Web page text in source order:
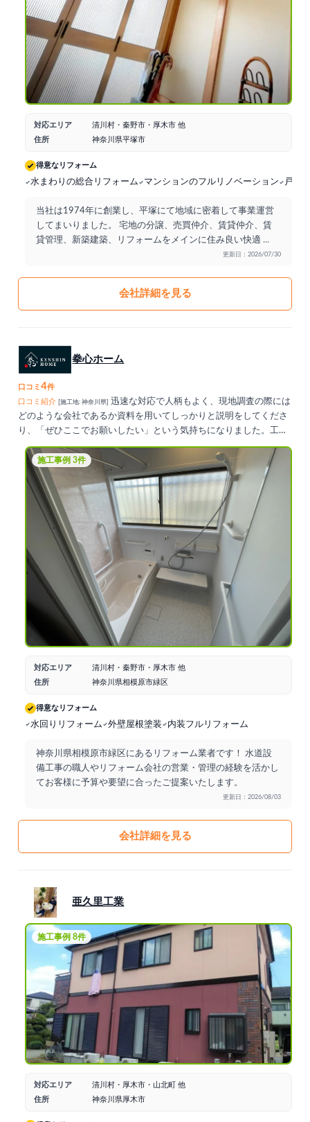
対応エリア
清川村・秦野市・厚木市 他
住所
神奈川県平塚市
得意なリフォーム
水まわりの総合リフォーム マンションのフルリノベーション 戸建
当社は1974年に創業し、平塚にて地域に密着して事業運営
してまいりました。 宅地の分譲、売買仲介、賃貸仲介、賃
貸管理、新築建築、リフォームをメインに住み良い快適 ...
更新日：2026/07/30
会社詳細を見る
拳心ホーム
口コミ4件
口コミ紹介
[施工地: 神奈川県]
迅速な対応で人柄もよく、現地調査の際には
どのような会社であるか資料を用いてしっかりと説明をしてくださ
り、「ぜひここでお願いしたい」という気持ちになりました。工事
ももちろん丁寧で作業終了後の掃除や、1週間後のアフターフォロ
ーも素晴らしかったです。
施工事例 3件
対応エリア
清川村・秦野市・厚木市 他
住所
神奈川県相模原市緑区
得意なリフォーム
水回りリフォーム 外壁屋根塗装 内装フルリフォーム
神奈川県相模原市緑区にあるリフォーム業者です！ 水道設
備工事の職人やリフォーム会社の営業・管理の経験を活かし
てお客様に予算や要望に合ったご提案いたします。
更新日：2026/08/03
会社詳細を見る
亜久里工業
施工事例 8件
対応エリア
清川村・厚木市・山北町 他
住所
神奈川県厚木市